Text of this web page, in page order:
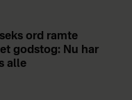
ord ramte
godstog: Nu har
alle